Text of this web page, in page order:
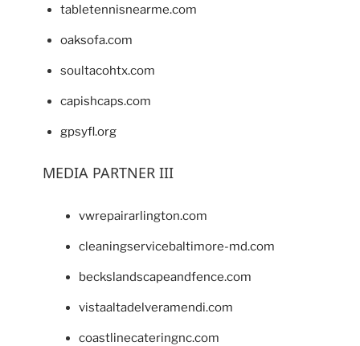
tabletennisnearme.com
oaksofa.com
soultacohtx.com
capishcaps.com
gpsyfl.org
MEDIA PARTNER III
vwrepairarlington.com
cleaningservicebaltimore-md.com
beckslandscapeandfence.com
vistaaltadelveramendi.com
coastlinecateringnc.com